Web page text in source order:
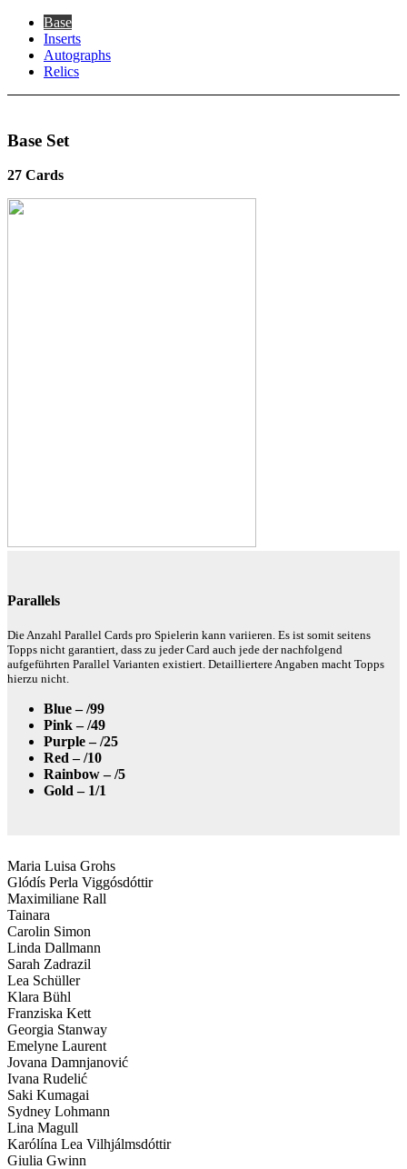
Base
Inserts
Autographs
Relics
Base Set
27 Cards
Parallels
Die Anzahl Parallel Cards pro Spielerin kann variieren. Es ist somit seitens
Topps nicht garantiert, dass zu jeder Card auch jede der nachfolgend
aufgeführten Parallel Varianten existiert. Detailliertere Angaben macht Topps
hierzu nicht.
Blue – /99
Pink – /49
Purple – /25
Red – /10
Rainbow – /5
Gold – 1/1
Maria Luisa Grohs
Glódís Perla Viggósdóttir
Maximiliane Rall
Tainara
Carolin Simon
Linda Dallmann
Sarah Zadrazil
Lea Schüller
Klara Bühl
Franziska Kett
Georgia Stanway
Emelyne Laurent
Jovana Damnjanović
Ivana Rudelić
Saki Kumagai
Sydney Lohmann
Lina Magull
Karólína Lea Vilhjálmsdóttir
Giulia Gwinn